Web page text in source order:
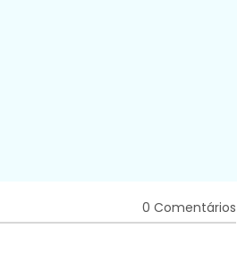
0 Comentários